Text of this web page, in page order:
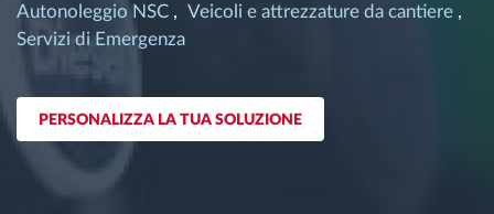
Download remoto del cronotachigrafo
Controllo accessi
Gestione carburante
Autonoleggio NSC
Veicoli e attrezzature da cantiere
Servizi di Emergenza
PERSONALIZZA LA TUA SOLUZIONE